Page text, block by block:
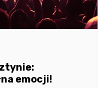
emocji!